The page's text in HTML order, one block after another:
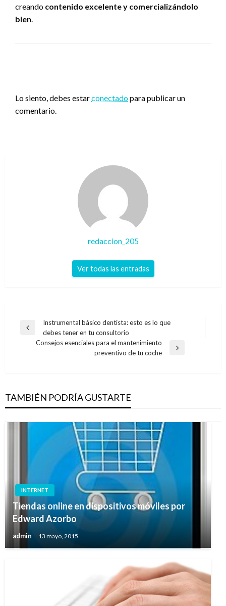
creando contenido excelente y comercializándolo
bien
Lo siento, debes estarconectadopara publicar un
comentario.
redaccion_205
Ver todas las entradas
Navegación
Entrada
anterior
Instrumental básico dentista: esto es lo que
debes tener en tu consultorio
Consejos esenciales para el mantenimiento
preventivo de tu coche
TAMBIÉN PODRÍA GUSTARTE
INTERNET
Tiendas online en dispositivos móviles por
Edward Azorbo
admin 13 mayo, 2015